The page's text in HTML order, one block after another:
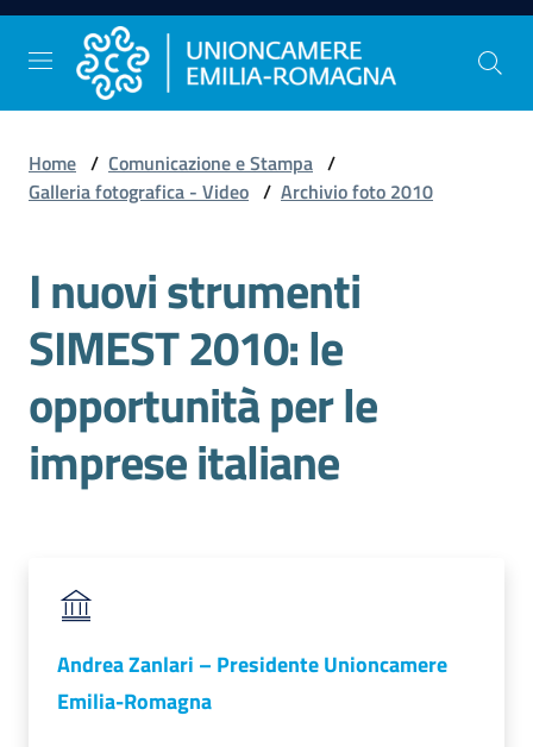
Vai al contenuto
Vai alla navigazione
Vai al footer
Comunicazione
Studi
e
Statistica
Orientamento
Innovazione
Home / Comunicazione e Stampa /
Galleria fotografica - Video / Archivio foto 2010
I nuovi strumenti
SIMEST 2010: le
opportunità per le
imprese italiane
Andrea Zanlari – Presidente Unioncamere
Emilia-Romagna